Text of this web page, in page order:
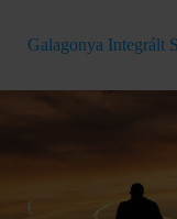
Galagonya Integrált
(